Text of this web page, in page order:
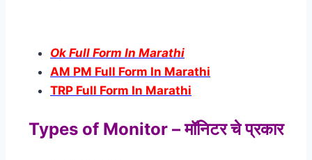
Ok Full Form In Marathi
AM PM Full Form In Marathi
TRP Full Form In Marathi
Types of Monitor – मॉनिटर चे प्रकार